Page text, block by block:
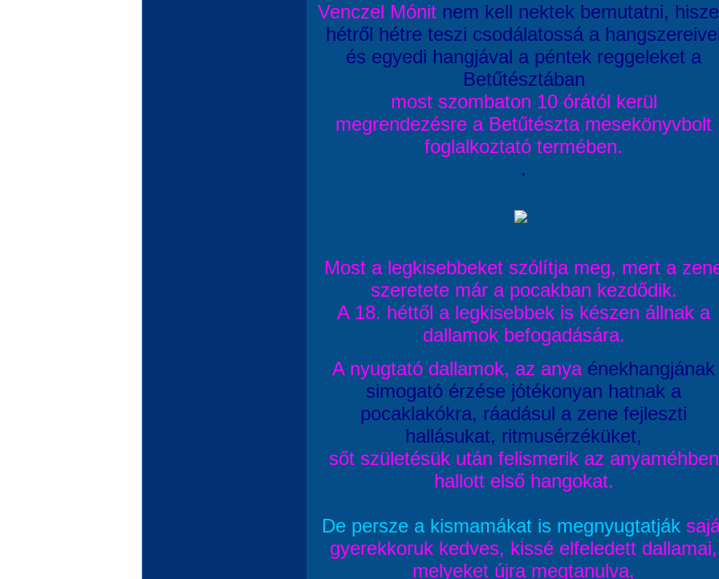
Venczel Mónit nem kell nektek bemutatni,
hétről hétre teszi csodálatossá a
és egyedi hangjával a péntek reggeleket a
Betűtésztában
most szombaton 10 órától kerül
megrendezésre a Betűtészta mesekönyvbolt
foglalkoztató termében.
.
Most a legkisebbeket szólítja meg, mert a
szeretete már a pocakban kezdődik.
A 18. héttől a legkisebbek is készen állnak a
dallamok befogadására.
A nyugtató dallamok, az anya énekhangjának
simogató érzése jótékonyan hatnak a
pocaklakókra, ráadásul a zene fejleszti
hallásukat, ritmusérzéküket,
sőt születésük után felismerik az anyaméhben
hallott első hangokat.
De persze a kismamákat is megnyugtatják
gyerekkoruk kedves, kissé elfeledett dallamai,
melyeket újra megtanulva,